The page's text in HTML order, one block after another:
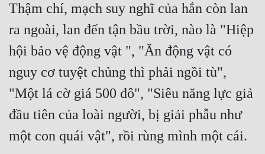
Dị Giới
Dị Năng
Gia Đấu
Góc Nhìn Nam
Góc Nhìn Nữ
Thậm chí, mạch suy nghĩ của hắn còn lan
ra ngoài, lan đến tận bầu trời, nào là "Hiệp
hội bảo vệ động vật ", "Ăn động vật có
nguy cơ tuyệt chủng thì phải ngồi tù",
"Một lá cờ giá 500 đô", "Siêu năng lực giả
đầu tiên của loài người, bị giải phẫu như
một con quái vật", rồi rùng mình một cái.